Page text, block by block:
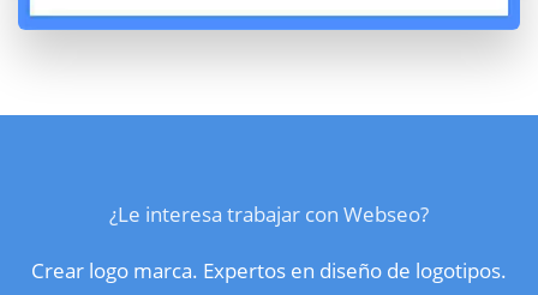
¿Le interesa trabajar con Webseo?
Crear logo marca. Expertos en diseño de logotipos.